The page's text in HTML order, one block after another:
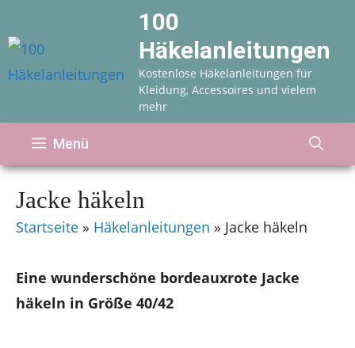
Inhalt
100
Häkelanleitungen
Kostenlose Häkelanleitungen für
Kleidung, Accessoires und vielem
mehr
Menü
Jacke häkeln
Startseite » Häkelanleitungen » Jacke häkeln
Eine wunderschöne bordeauxrote Jacke
häkeln in Größe 40/42